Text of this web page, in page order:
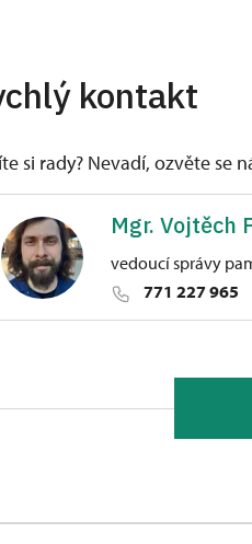
kontakt
si rady? Nevadí, ozvěte se
Mgr. Vojtěch
vedoucí správy
771 227 965
Československé